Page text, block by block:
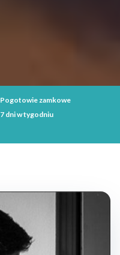
Pogotowie zamkowe
7 dni w tygodniu